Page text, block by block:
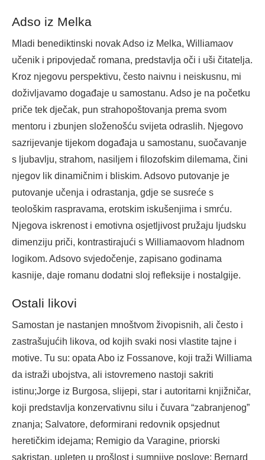
Adso iz Melka
Mladi benediktinski novak Adso iz Melka, Williamaov
učenik i pripovjedač romana, predstavlja oči i uši čitatelja.
Kroz njegovu perspektivu, često naivnu i neiskusnu, mi
doživljavamo događaje u samostanu. Adso je na početku
priče tek dječak, pun strahopoštovanja prema svom
mentoru i zbunjen složenošću svijeta odraslih. Njegovo
sazrijevanje tijekom događaja u samostanu, suočavanje
s ljubavlju, strahom, nasiljem i filozofskim dilemama, čini
njegov lik dinamičnim i bliskim. Adsovo putovanje je
putovanje učenja i odrastanja, gdje se susreće s
teološkim raspravama, erotskim iskušenjima i smrću.
Njegova iskrenost i emotivna osjetljivost pružaju ljudsku
dimenziju priči, kontrastirajući s Williamaovom hladnom
logikom. Adsovo svjedočenje, zapisano godinama
kasnije, daje romanu dodatni sloj refleksije i nostalgije.
Ostali likovi
Samostan je nastanjen mnoštvom živopisnih, ali često i
zastrašujućih likova, od kojih svaki nosi vlastite tajne i
motive. Tu su: opata Abo iz Fossanove, koji traži Williama
da istraži ubojstva, ali istovremeno nastoji sakriti
istinu;Jorge iz Burgosa, slijepi, star i autoritarni knjižničar,
koji predstavlja konzervativnu silu i čuvara “zabranjenog”
znanja; Salvatore, deformirani redovnik opsjednut
heretičkim idejama; Remigio da Varagine, priorski
sakristan, upleten u prošlost i sumnjive poslove; Bernard